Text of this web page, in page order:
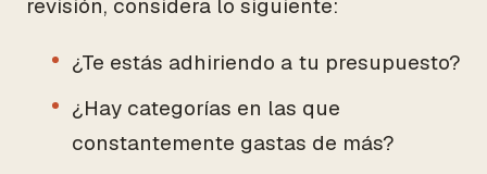
revisión, considera lo siguiente:
¿Te estás adhiriendo a tu presupuesto?
¿Hay categorías en las que
constantemente gastas de más?